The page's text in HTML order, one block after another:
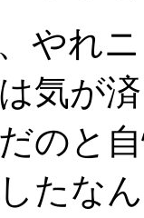
やれ
気が
のと
たな